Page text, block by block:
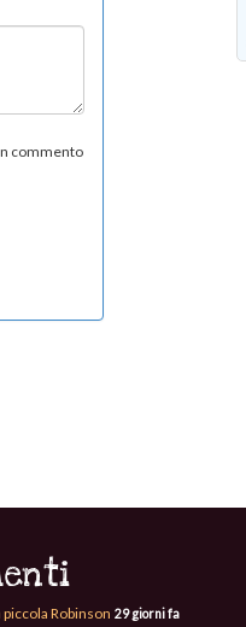
commento
piccola Robinson 29 giorni fa